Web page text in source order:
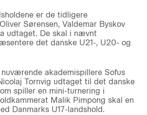
er de tidligere
Sørensen, Valdemar Byskov
udtaget. De skal i nævnt
det danske U21-, U20- og
akademispillere Sofus
Tornvig udtaget til det danske
spiller en mini-turnering i
Malik Pimpong skal en
Danmarks U17-landshold.